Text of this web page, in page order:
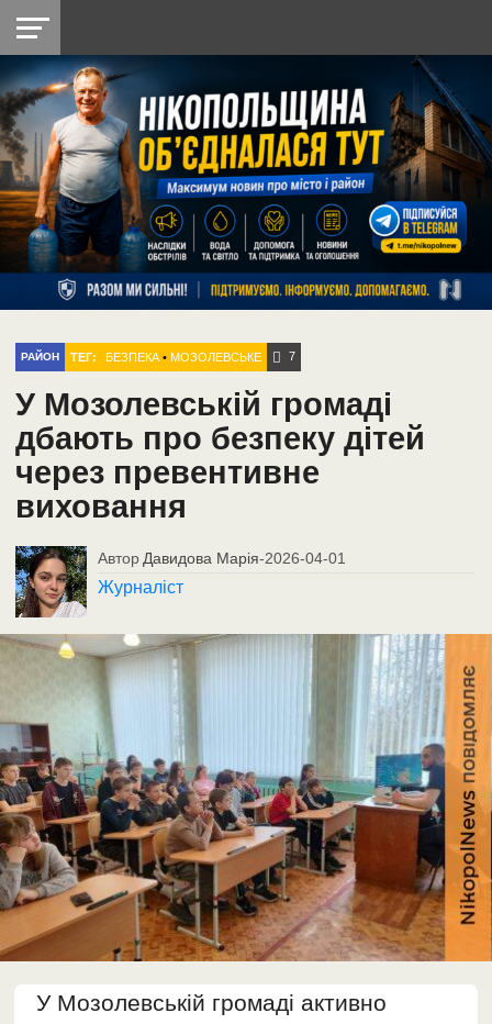
НІКОПОЛЬ
РАЙОН
СІЧЕСЛАВСЬКА
УКРАЇНА
РЕТРО
НІКОПОЛЬ
ЛАЙТ
УКРАЇНА
ДОПОМОГА
РАДІО
РАЙОН ТЕГ: БЕЗПЕКА •МОЗОЛЕВСЬКЕ 7
У Мозолевській громаді
дбають про безпеку дітей
через превентивне
виховання
Автор Давидова Марія-2026-04-01
Журналіст
У Мозолевській громаді активно